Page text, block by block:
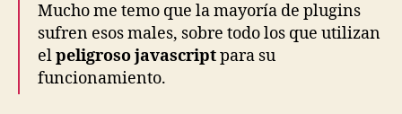
Mucho me temo que la mayoría de plugins
sufren esos males, sobre todo los que utilizan
elpeligroso javascriptpara su
funcionamiento.